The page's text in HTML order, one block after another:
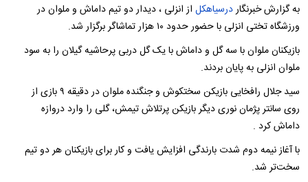
به گزارش خبرنگاردرسیاهکل از انزلی ، دیدار دو تیم داماش و ملوان در
ورزشگاه تختی انزلی با حضور حدود ۱۰ هزار تماشاگر برگزار شد.
بازیکنان ملوان با سه گل و داماش با یک گل دربی پرحاشیه گیلان را به سود
ملوان انزلی به پایان بردند.
سید جلال رافخایی بازیكن سختكوش و جنگنده ملوان در دقیقه ۹ بازی از
روی سانتر پژمان نوری دیگر بازیكن پرتلاش تیمش، گلی را وارد دروازه
داماش كرد .
با آغاز نیمه دوم شدت بارندگی افزایش یافت و کار برای بازیکنان هر دو تیم
سخت‌تر شد.